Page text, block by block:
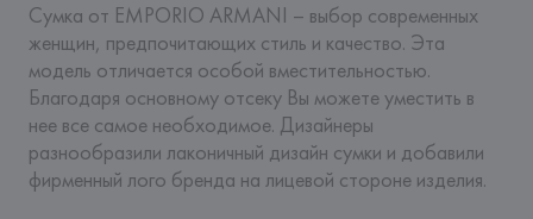
Сумка от EMPORIO ARMANI – выбор современных
женщин, предпочитающих стиль и качество. Эта
модель отличается особой вместительностью.
Благодаря основному отсеку Вы можете уместить в
нее все самое необходимое. Дизайнеры
разнообразили лаконичный дизайн сумки и добавили
фирменный лого бренда на лицевой стороне изделия.